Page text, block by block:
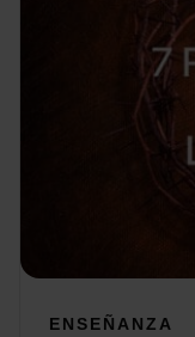
ENSEÑANZA